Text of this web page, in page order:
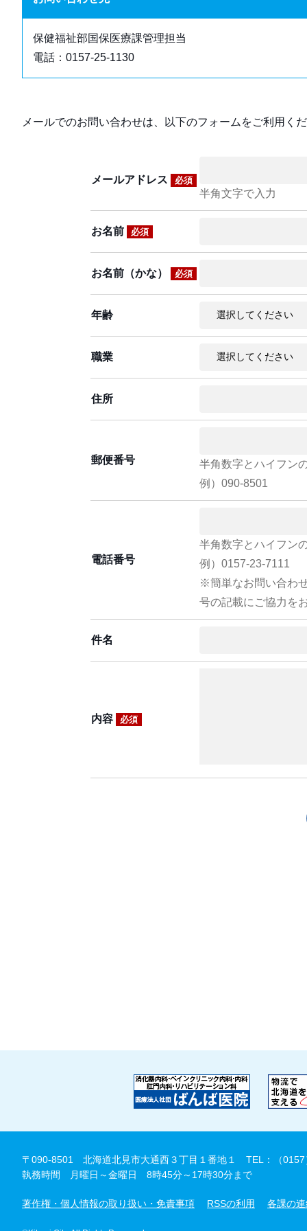
保健福祉部国保医療課管理担当
電話：0157-25-1130
メールでのお問い合わせは、以下のフォームをご利用く
メールアドレス 必須
半角文字で入力
お名前 必須
お名前（かな） 必須
年齢
職業
住所
郵便番号
半角数字とハイフン
例）090-8501
電話番号
半角数字とハイフン
例）0157-23-7111
※簡単なお問い合わ
号の記載にご協力を
件名
内容 必須
〒090-8501 北海道北見市大通西３丁目１番地１
TEL：（0157
執務時間 月曜日～金曜日 8時45分～17時30分まで
著作権・個人情報の取り扱い・免責事項 RSSの利用 各課の